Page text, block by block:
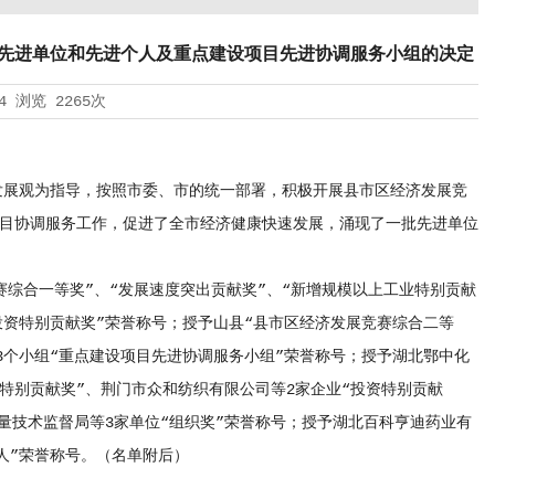
单位和先进个人及重点建设项目先进协调服务小组的决定
浏览 2265次
为指导，按照市委、市的统一部署，积极开展县市区经济发展竞
调服务工作，促进了全市经济健康快速发展，涌现了一批先进单位
一等奖”、“发展速度突出贡献奖”、“新增规模以上工业特别贡献
特别贡献奖”荣誉称号；授予山县“县市区经济发展竞赛综合二等
小组“重点建设项目先进协调服务小组”荣誉称号；授予湖北鄂中化
别贡献奖”、荆门市众和纺织有限公司等2家企业“投资特别贡献
术监督局等3家单位“组织奖”荣誉称号；授予湖北百科亨迪药业有
荣誉称号。（名单附后）